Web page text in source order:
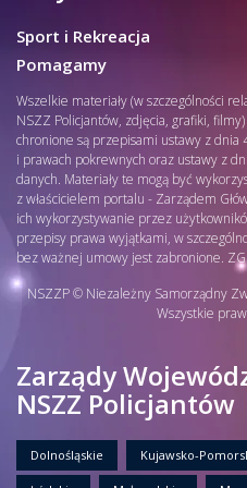
Sport i Rekreacja
Pomagamy
Wszelkie materiały (w szczególności
NSZZ Policjantów, zdjęcia, grafiki,
chronione są przepisami ustawy z
i prawach pokrewnych oraz ustawy z
danych. Materiały te mogą być
z właścicielem portalu - Zarządem
ich wykorzystywanie przez
przepisy prawa wyjątkami, w
bez ważnej umowy jest zabronione.
NSZZP © Niezależny Samorządny
Wszystkie
Zarządy
NSZZ Policjantów
Dolnośląskie Kujawsko-